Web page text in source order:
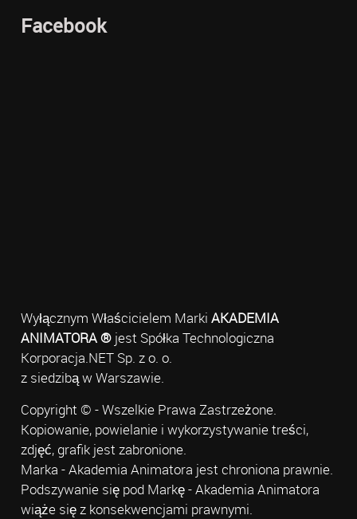
Facebook
Wyłącznym Właścicielem Marki AKADEMIA
ANIMATORA ®jest Spółka Technologiczna
Korporacja.NET Sp. z o. o.
z siedzibą w Warszawie.
Copyright © - Wszelkie Prawa Zastrzeżone.
Kopiowanie, powielanie i wykorzystywanie treści,
zdjęć, grafik jest zabronione.
Marka - Akademia Animatora jest chroniona prawnie.
Podszywanie się pod Markę - Akademia Animatora
wiąże się z konsekwencjami prawnymi.